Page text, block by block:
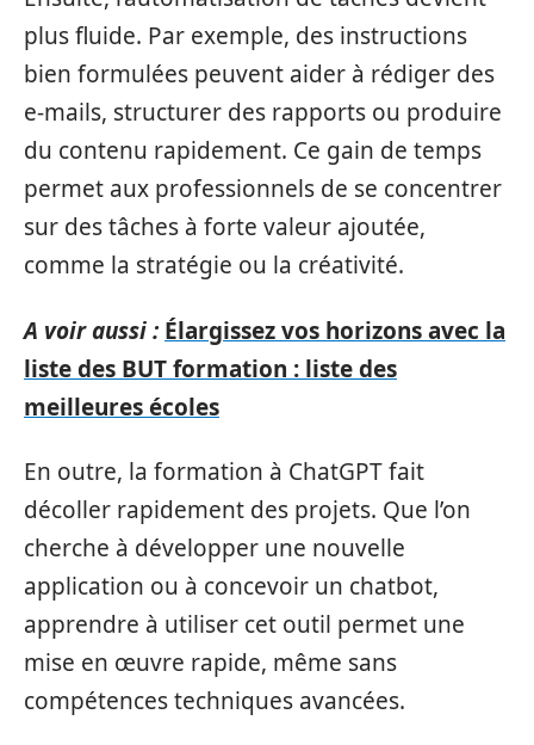
plus fluide. Par exemple, des instructions
bien formulées peuvent aider à rédiger des
e-mails, structurer des rapports ou produire
du contenu rapidement. Ce gain de temps
permet aux professionnels de se concentrer
sur des tâches à forte valeur ajoutée,
comme la stratégie ou la créativité.
A voir aussi : Élargissez vos horizons avec la
liste des BUT formation : liste des
meilleures écoles
En outre, la formation à ChatGPT fait
décoller rapidement des projets. Que l’on
cherche à développer une nouvelle
application ou à concevoir un chatbot,
apprendre à utiliser cet outil permet une
mise en œuvre rapide, même sans
compétences techniques avancées.